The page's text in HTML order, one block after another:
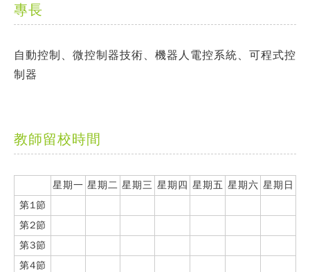
專長
自動控制、微控制器技術、機器人電控系統、可程式控
制器
教師留校時間
星期一 星期二 星期三 星期四 星期五 星期六 星期日
第1節
第2節
第3節
第4節